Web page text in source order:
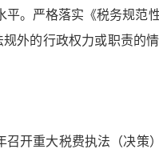
。严格落实《税务规范
外的行政权力或职责的
开重大税费执法（决策